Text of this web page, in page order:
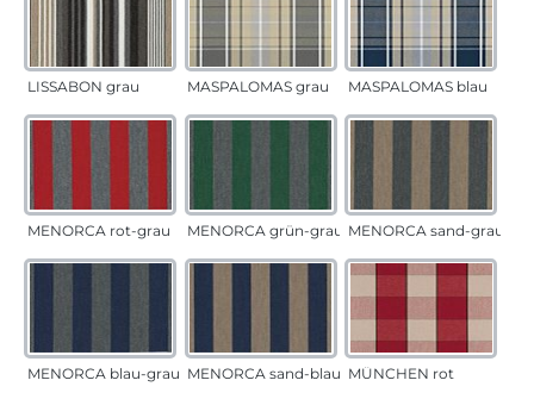
LISSABON grau MASPALOMAS grau MASPALOMAS blau
MENORCA rot-grau MENORCA grün-grau MENORCA sand-grau
MENORCA blau-grau MENORCA sand-blau MÜNCHEN rot